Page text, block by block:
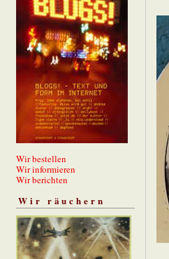
Wir bestellen
Wir informieren
Wir berichten
Wir räuchern